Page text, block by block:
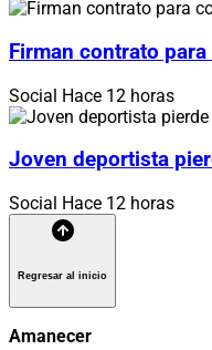
Firman contrato
Social Hace 12 horas
Joven deportista
Social Hace 12 horas
Regresar al inicio
Amanecer